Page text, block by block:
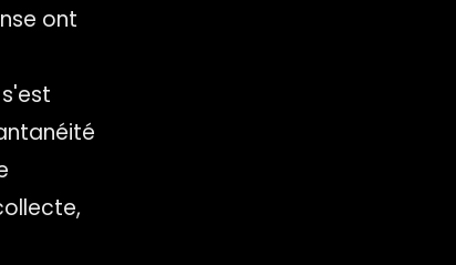
ont